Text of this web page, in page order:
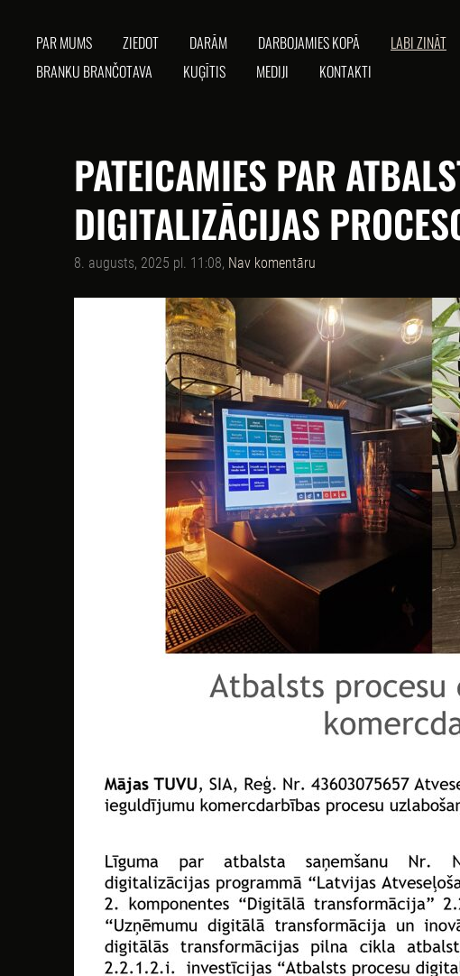
PAR MUMS ZIEDOT DARĀM DARBOJAMIES KOPĀ
LABI ZINĀT
BRANKU BRANČOTAVA
KUĢĪTIS MEDIJI KONTAKTI
PATEICAMIES PAR
DIGITALIZĀCIJAS
8. augusts, 2025 pl. 11:08, Nav komentāru